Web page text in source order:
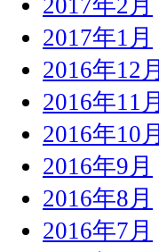
2017年1月
2016年12月
2016年11月
2016年10月
2016年9月
2016年8月
2016年7月